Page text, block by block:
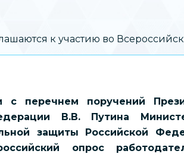
к участию во
с перечнем поручений
В.В. Путина
защиты Российской
опрос